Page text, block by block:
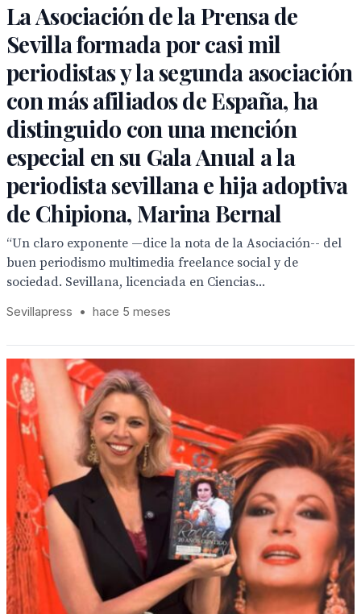
La Asociación de la Prensa de
Sevilla formada por casi mil
periodistas y la segunda asociación
con más afiliados de España, ha
distinguido con una mención
especial en su Gala Anual a la
periodista sevillana e hija adoptiva
de Chipiona, Marina Bernal
“Un claro exponente —dice la nota de la Asociación-- del
buen periodismo multimedia freelance social y de
sociedad. Sevillana, licenciada en Ciencias...
Sevillapress • hace 5 meses